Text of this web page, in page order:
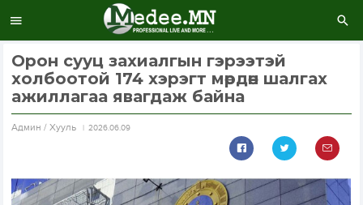
Орон сууц захиалгын гэрээтэй
холбоотой 174 хэрэгт мөрдөн шалгах
ажиллагаа явагдаж байна
Aдмин / Хууль 2026.06.09